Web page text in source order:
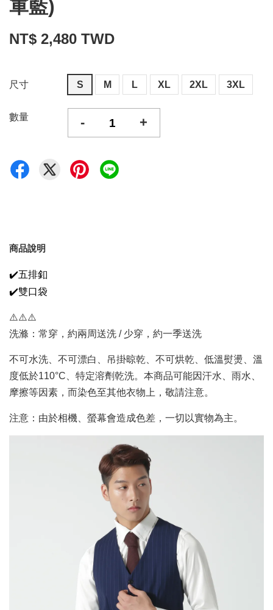
軍藍)
NT$ 2,480 TWD
尺寸 S M L XL 2XL 3XL
數量 - +
商品說明
✔️五排釦
✔️雙口袋
⚠️⚠️⚠️
洗滌：常穿，約兩周送洗 / 少穿，約一季送洗
不可水洗、不可漂白、吊掛晾乾、不可烘乾、低溫熨燙、溫
度低於110°C、特定溶劑乾洗。本商品可能因汗水、雨水、
摩擦等因素，而染色至其他衣物上，敬請注意。
注意：由於相機、螢幕會造成色差，一切以實物為主。